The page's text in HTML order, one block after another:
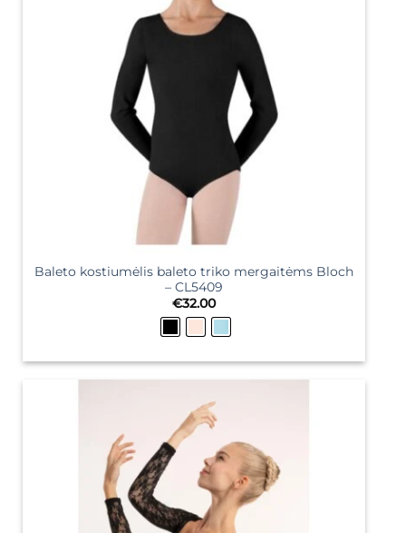
Baleto kostiumėlis baleto triko mergaitėms Bloch
– CL5409
€32.00